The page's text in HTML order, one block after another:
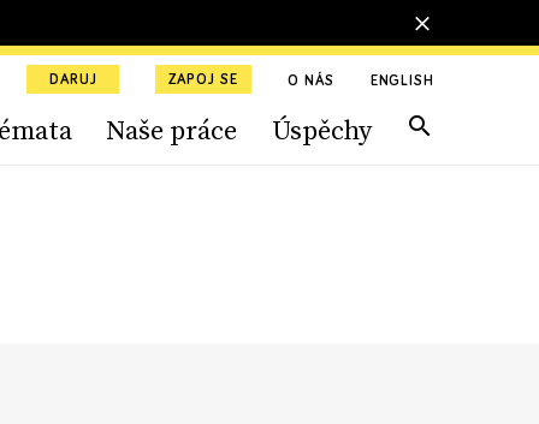
DARUJ ZAPOJ SE O NÁS ENGLISH
Naše práce Úspěchy